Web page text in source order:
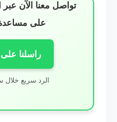
تواصل معنا الآن
على
راسلنا
الرد سريع خلال